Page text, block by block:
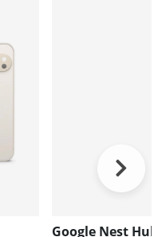
Google Nest